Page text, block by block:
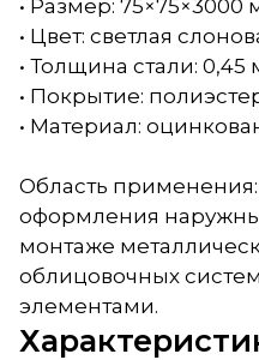
• Размер: 75×75×3000
• Цвет: светлая
• Толщина стали: 0,45
• Покрытие:
• Материал:
Область
оформления
монтаже
облицовочных
элементами.